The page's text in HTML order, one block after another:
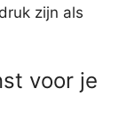
zijn als
voor je